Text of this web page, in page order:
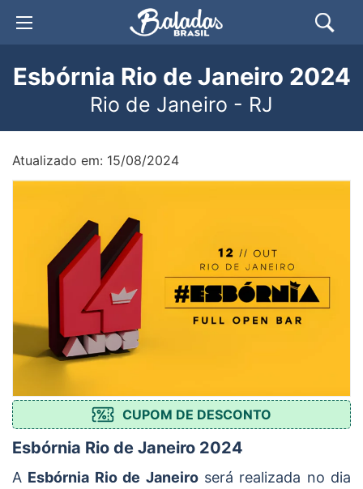
Esbórnia Rio de Janeiro 2024
Rio de Janeiro - RJ
Atualizado em: 15/08/2024
CUPOM DE DESCONTO
Esbórnia Rio de Janeiro 2024
A Esbórnia Rio de Janeiroserá realizada no dia